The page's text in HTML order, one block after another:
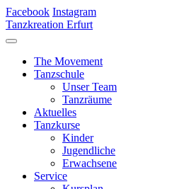
Facebook Instagram
Tanzkreation Erfurt
The Movement
Tanzschule
Unser Team
Tanzräume
Aktuelles
Tanzkurse
Kinder
Jugendliche
Erwachsene
Service